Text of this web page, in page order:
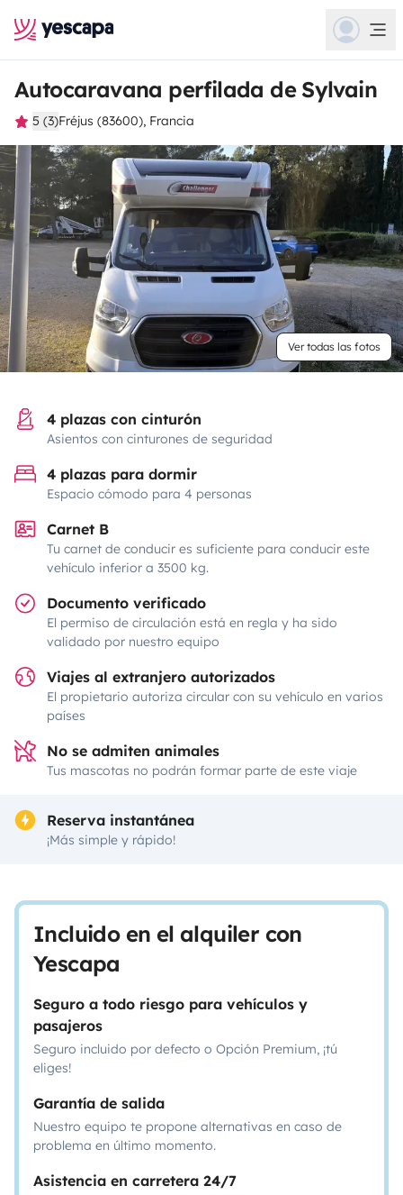
Autocaravana perfilada de Sylvain
5 (3)Fréjus (83600), Francia
Ver todas las fotos
4 plazas con cinturón
Asientos con cinturones de seguridad
4 plazas para dormir
Espacio cómodo para 4 personas
Carnet B
Tu carnet de conducir es suficiente para conducir este
vehículo inferior a 3500 kg.
Documento verificado
El permiso de circulación está en regla y ha sido
validado por nuestro equipo
Viajes al extranjero autorizados
El propietario autoriza circular con su vehículo en varios
países
No se admiten animales
Tus mascotas no podrán formar parte de este viaje
Reserva instantánea
¡Más simple y rápido!
Incluido en el alquiler con
Yescapa
Seguro a todo riesgo para vehículos y
pasajeros
Seguro incluido por defecto o Opción Premium, ¡tú
eliges!
Garantía de salida
Nuestro equipo te propone alternativas en caso de
problema en último momento.
Asistencia en carretera 24/7